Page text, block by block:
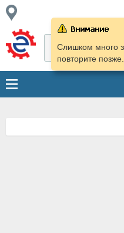
Слишком много
повторите позже.